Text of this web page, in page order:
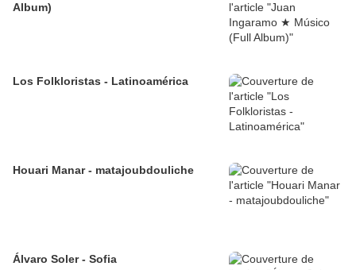
Album)
Los Folkloristas - Latinoamérica
Houari Manar - matajoubdouliche
Álvaro Soler - Sofia